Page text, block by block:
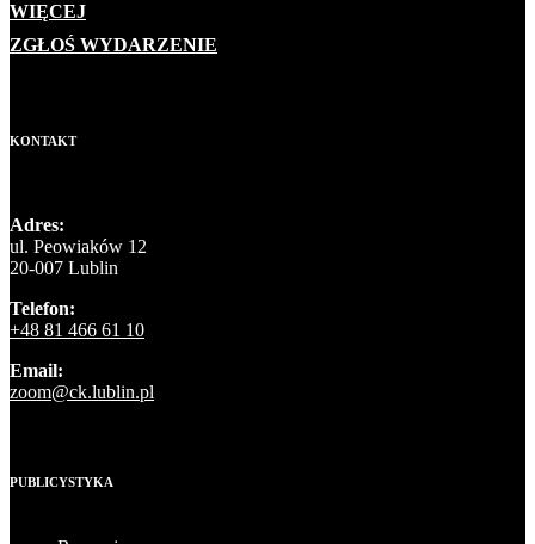
WIĘCEJ
ZGŁOŚ WYDARZENIE
KONTAKT
Adres:
ul. Peowiaków 12
20-007 Lublin
Telefon:
+48 81 466 61 10
Email:
zoom@ck.lublin.pl
PUBLICYSTYKA